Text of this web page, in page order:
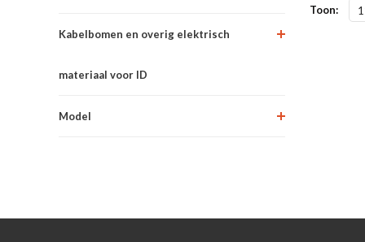
Kabelbomen en overig elektrisch
materiaal voor ID
Model
Toon: